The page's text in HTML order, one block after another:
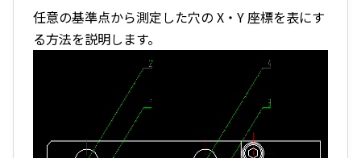
任意の基準点から測定した穴の X・Y 座標を表にす
る方法を説明します。